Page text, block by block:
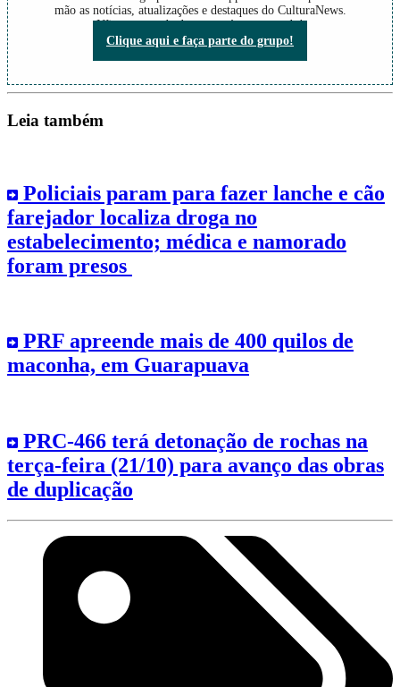
mão as notícias, atualizações e destaques do CulturaNews.
Não perca nada do que está acontecendo!
Clique aqui e faça parte do grupo!
Leia também
Policiais param para fazer lanche e cão
farejador localiza droga no
estabelecimento; médica e namorado
foram presos
PRF apreende mais de 400 quilos de
maconha, em Guarapuava
PRC-466 terá detonação de rochas na
terça-feira (21/10) para avanço das obras
de duplicação